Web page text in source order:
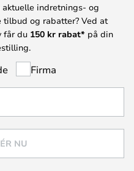
indretnings- og
tilbud og rabatter? Ved at
får du 150 kr rabat* på din
Firma
NU